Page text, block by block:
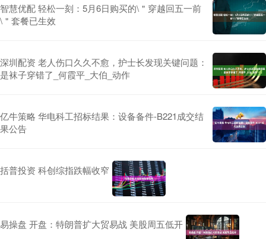
智慧优配 轻松一刻：5月6日购买的\＂穿越回五一前
\＂套餐已生效
深圳配资 老人伤口久久不愈，护士长发现关键问题：
是袜子穿错了_何霞平_大伯_动作
亿牛策略 华电科工招标结果：设备备件-B221成交结
果公告
括普投资 科创综指跌幅收窄
易操盘 开盘：特朗普扩大贸易战 美股周五低开